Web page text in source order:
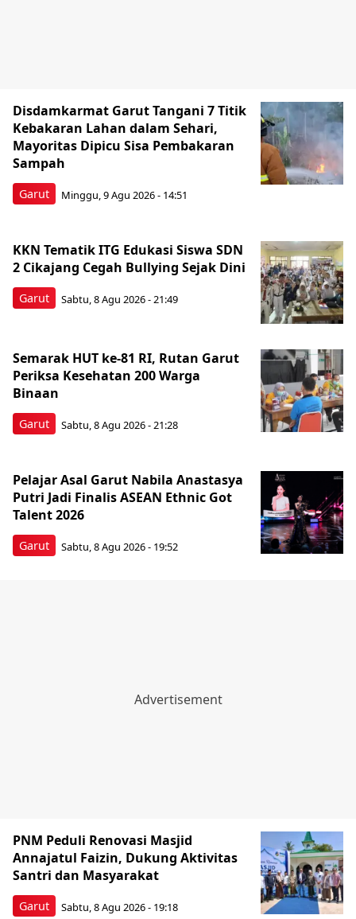
Garut
Disdamkarmat Garut Tangani 7 Titik
Kebakaran Lahan dalam Sehari,
Mayoritas Dipicu Sisa Pembakaran
Sampah
Minggu, 9 Agu 2026 - 14:51
Garut
KKN Tematik ITG Edukasi Siswa SDN
2 Cikajang Cegah Bullying Sejak Dini
Sabtu, 8 Agu 2026 - 21:49
Garut
Semarak HUT ke-81 RI, Rutan Garut
Periksa Kesehatan 200 Warga
Binaan
Sabtu, 8 Agu 2026 - 21:28
Garut
Pelajar Asal Garut Nabila Anastasya
Putri Jadi Finalis ASEAN Ethnic Got
Talent 2026
Sabtu, 8 Agu 2026 - 19:52
Garut
PNM Peduli Renovasi Masjid
Annajatul Faizin, Dukung Aktivitas
Santri dan Masyarakat
Sabtu, 8 Agu 2026 - 19:18